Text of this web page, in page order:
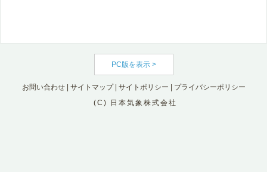
PC版を表示 >
お問い合わせ| サイトマップ| サイトポリシー
プライバシーポリシー
(C) 日本気象株式会社